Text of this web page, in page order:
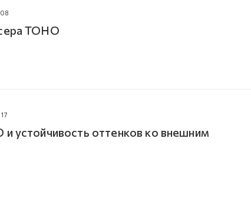
TOHO
и устойчивость оттенков ко внешним